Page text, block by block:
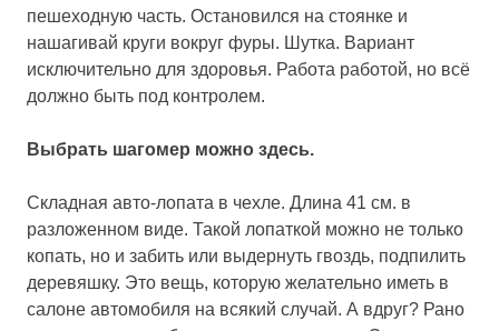
пешеходную часть. Остановился на стоянке и
нашагивай круги вокруг фуры. Шутка. Вариант
исключительно для здоровья. Работа работой, но всё
должно быть под контролем.
Выбрать шагомер можно здесь.
Складная авто-лопата в чехле. Длина 41 см. в
разложенном виде. Такой лопаткой можно не только
копать, но и забить или выдернуть гвоздь, подпилить
деревяшку. Это вещь, которую желательно иметь в
салоне автомобиля на всякий случай. А вдруг? Рано